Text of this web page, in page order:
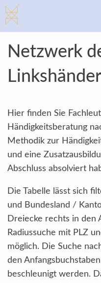
Zum
Inhalt
springen
Netzwerk
Hier finden Sie
Händigkeitsberatung
Methodik zur
und eine
Abschluss absolviert
Die Tabelle lässt sich
und Bundesland /
Dreiecke rechts in den
Radiussuche mit PLZ
möglich. Die Suche
den
beschleunigt werden.